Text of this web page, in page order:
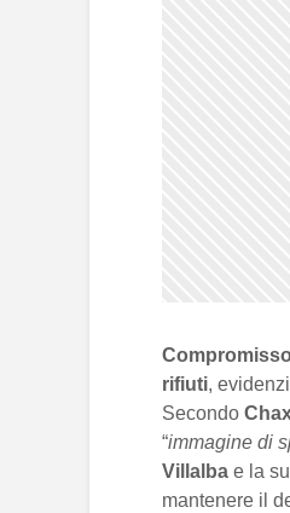
rifiuti,
Secondo
“immagine di
Villalba e la
mantenere il